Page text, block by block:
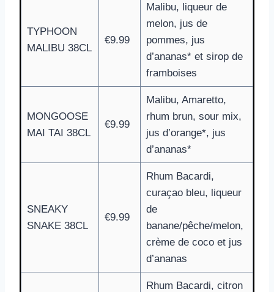
TYPHOON
MALIBU 38CL
€9.99
Malibu, liqueur de
melon, jus de
pommes, jus
d’ananas* et sirop de
framboises
MONGOOSE
MAI TAI 38CL
€9.99
Malibu, Amaretto,
rhum brun, sour mix,
jus d’orange*, jus
d’ananas*
SNEAKY
SNAKE 38CL
€9.99
Rhum Bacardi,
curaçao bleu, liqueur
de
banane/pêche/melon,
crème de coco et jus
d’ananas
Rhum Bacardi, citron